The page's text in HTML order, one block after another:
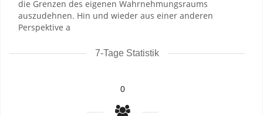
die Grenzen des eigenen Wahrnehmungsraums
auszudehnen. Hin und wieder aus einer anderen
Perspektive a
7-Tage Statistik
0